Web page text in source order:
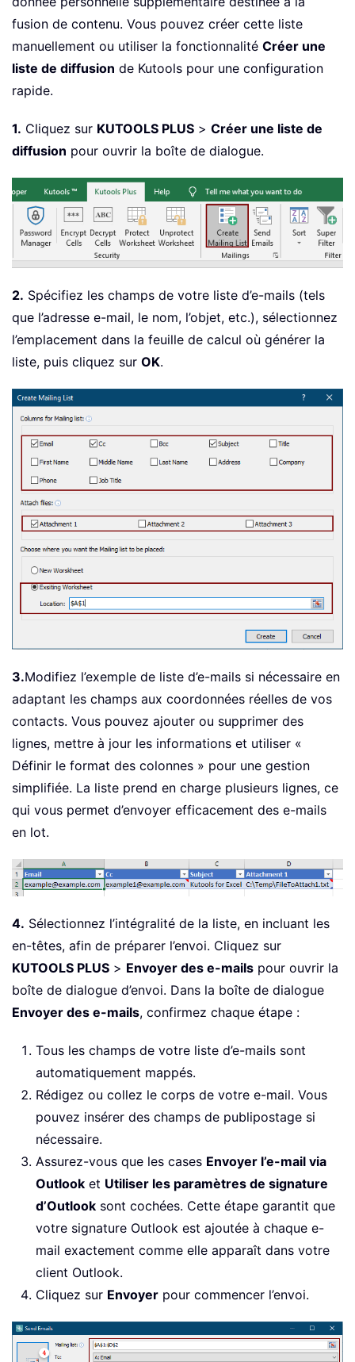
fusion de contenu. Vous pouvez créer cette liste
manuellement ou utiliser la fonctionnalité Créer une
liste de diffusion de Kutools pour une configuration
rapide.
1. Cliquez sur KUTOOLS PLUS > Créer une liste de
diffusion pour ouvrir la boîte de dialogue.
2. Spécifiez les champs de votre liste d’e-mails (tels
que l’adresse e-mail, le nom, l’objet, etc.), sélectionnez
l’emplacement dans la feuille de calcul où générer la
liste, puis cliquez sur OK.
3.Modifiez l’exemple de liste d’e-mails si nécessaire en
adaptant les champs aux coordonnées réelles de vos
contacts. Vous pouvez ajouter ou supprimer des
lignes, mettre à jour les informations et utiliser «
Définir le format des colonnes » pour une gestion
simplifiée. La liste prend en charge plusieurs lignes, ce
qui vous permet d’envoyer efficacement des e-mails
en lot.
4. Sélectionnez l’intégralité de la liste, en incluant les
en-têtes, afin de préparer l’envoi. Cliquez sur
KUTOOLS PLUS > Envoyer des e-mails pour ouvrir la
boîte de dialogue d’envoi. Dans la boîte de dialogue
Envoyer des e-mails, confirmez chaque étape :
Tous les champs de votre liste d’e-mails sont
automatiquement mappés.
Rédigez ou collez le corps de votre e-mail. Vous
pouvez insérer des champs de publipostage si
nécessaire.
Assurez-vous que les cases Envoyer l’e-mail via
Outlook et Utiliser les paramètres de signature
d’Outlook sont cochées. Cette étape garantit que
votre signature Outlook est ajoutée à chaque e-
mail exactement comme elle apparaît dans votre
client Outlook.
Cliquez sur Envoyer pour commencer l’envoi.